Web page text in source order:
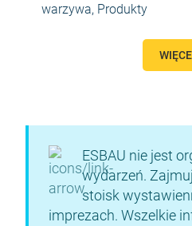
warzywa, Produkty
ESBAU nie jest
wydarzeń.
stoisk
imprezach. Wszelkie